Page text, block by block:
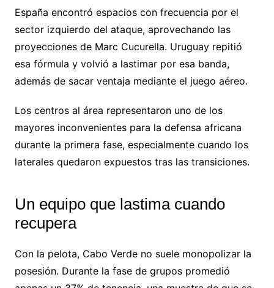
España encontró espacios con frecuencia por el
sector izquierdo del ataque, aprovechando las
proyecciones de Marc Cucurella. Uruguay repitió
esa fórmula y volvió a lastimar por esa banda,
además de sacar ventaja mediante el juego aéreo.
Los centros al área representaron uno de los
mayores inconvenientes para la defensa africana
durante la primera fase, especialmente cuando los
laterales quedaron expuestos tras las transiciones.
Un equipo que lastima cuando
recupera
Con la pelota, Cabo Verde no suele monopolizar la
posesión. Durante la fase de grupos promedió